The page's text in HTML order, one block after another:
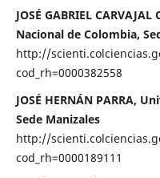
JOSÉ GABRIEL
Nacional de Colombia,
http://
cod_rh=0000382558
JOSÉ HERNÁN PARRA,
Sede Manizales
http://
cod_rh=0000189111